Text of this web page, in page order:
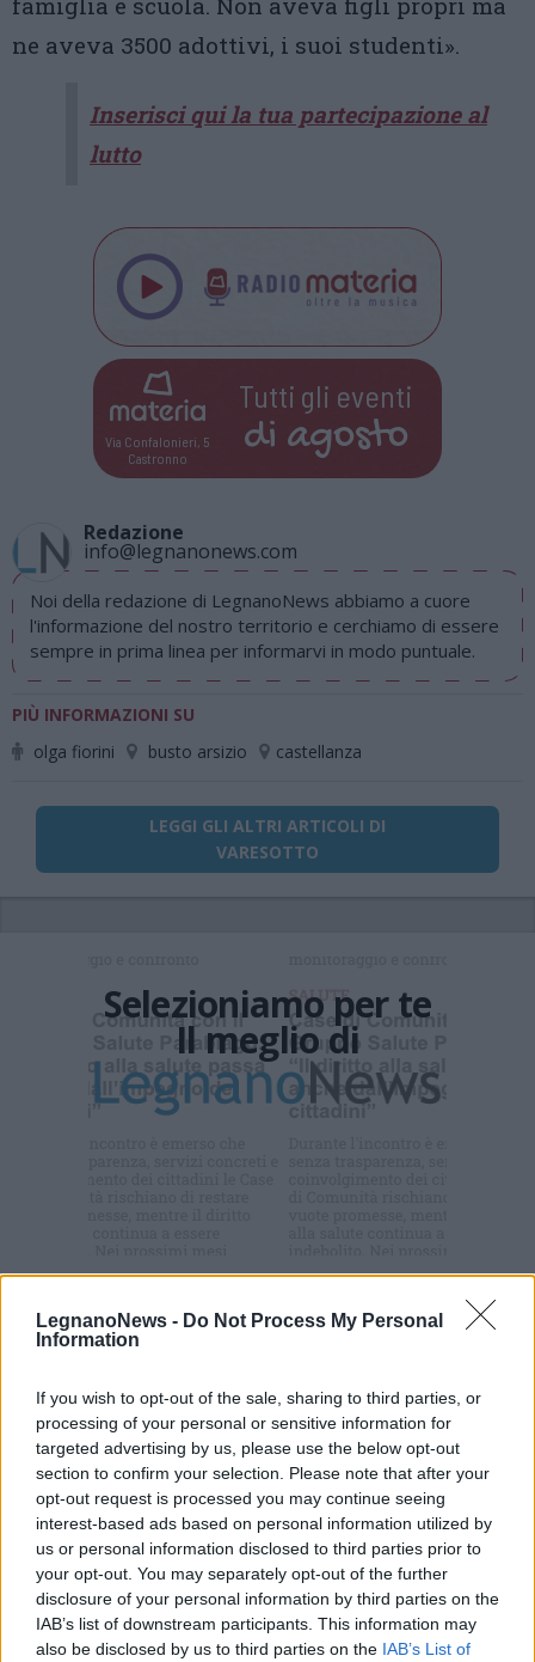
LegnanoNews - Do Not Process My Personal
Information
If you wish to opt-out of the sale, sharing to third parties, or
processing of your personal or sensitive information for
targeted advertising by us, please use the below opt-out
section to confirm your selection. Please note that after your
opt-out request is processed you may continue seeing
interest-based ads based on personal information utilized by
us or personal information disclosed to third parties prior to
your opt-out. You may separately opt-out of the further
disclosure of your personal information by third parties on the
IAB’s list of downstream participants. This information may
also be disclosed by us to third parties on the IAB’s List of
ne aveva 3500 adottivi, i suoi studenti».
Inserisci qui la tua partecipazione al
lutto
Via Confalonieri, 5
Castronno
Tutti gli eventi
di agosto
Redazione
info@legnanonews.com
Noi della redazione di LegnanoNews abbiamo a cuore
l'informazione del nostro territorio e cerchiamo di essere
sempre in prima linea per informarvi in modo puntuale.
PIÙ INFORMAZIONI SU
olga fiorini
busto arsizio castellanza
LEGGI GLI ALTRI ARTICOLI DI
VARESOTTO
Selezioniamo per te
Il meglio di
Accedio per commentare questo
L'email è richiesta ma non verrà mostrata ai visitatori. Il contenuto di questo
commento esprime il pensiero dell'autore e non rappresenta la linea editoriale
di VareseNews.it, che rimane autonoma e indipendente. I messaggi inclusi nei
commenti non sono testi giornalistici, ma post inviati dai singoli lettori che
possono essere automaticamente pubblicati senza filtro preventivo. I commenti
che includano uno o più link a siti esterni verranno rimossi in automatico dal
sistema.